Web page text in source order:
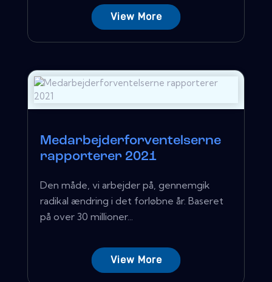
View More
Medarbejderforventelserne
rapporterer 2021
Den måde, vi arbejder på, gennemgik
radikal ændring i det forløbne år. Baseret
på over 30 millioner...
View More